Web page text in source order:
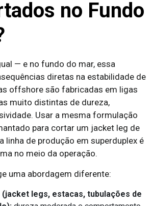
no Fundo
— e no fundo do mar, essa
diretas na estabilidade de
offshore são fabricadas em ligas
muito distintas de dureza,
Usar a mesma formulação
para cortar um jacket leg de
linha de produção em superduplex é
no meio da operação.
uma abordagem diferente:
legs, estacas, tubulações de